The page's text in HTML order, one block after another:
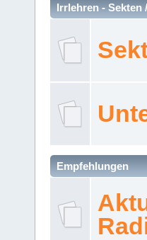
Irrlehren - Sekten
Empfehlungen